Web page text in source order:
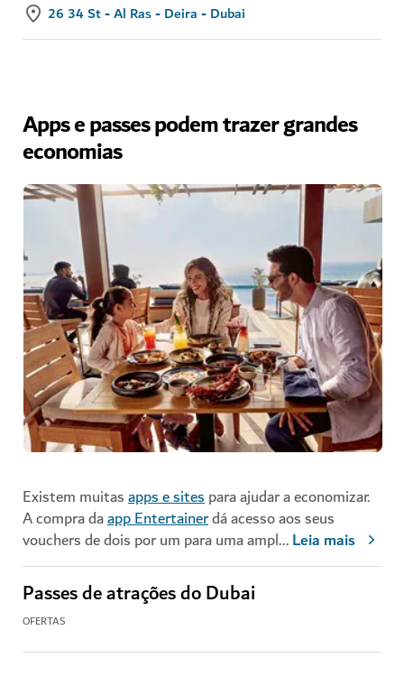
26 34 St - Al Ras - Deira - Dubai
Apps e passes podem trazer grandes
economias
Existem muitasapps e sitespara ajudar a economizar.
A compra daapp Entertainerdá acesso aos seus
vouchers de dois por um para uma ampl...Leia mais
Passes de atrações do Dubai
OFERTAS